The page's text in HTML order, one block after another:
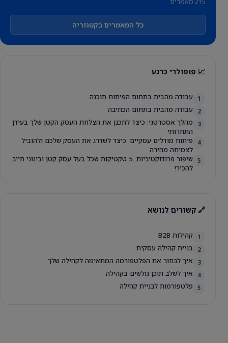
כל המאמרים בקטגוריה
📈 פופולרי כרגע
1 עבודה מהבית בתחום הפיתוח תוכנה
2 עבודה מהבית בתחום הכתיבה
3
מהלך אסטרטגי: כיצד לתכנן את הצלחת העסק הקטן שלך בעידן
התחרותי
4
פיתוח מודלים עסקיים: כיצד לשדרג את העסק שלכם ולהוביל
לצמיחה מהירה
5
שיפור פרודוקטיביות: 5 טקטיקות שכל בעל עסק קטן ובינוני חייב
להכיר!
🔗 קשורים לנושא
1 קהילות B2B
2 בניית קהילה עסקית
3 איך לבחור את הפלטפורמה המתאימה לקהילה שלך
4 איך לשלב תוכן גולשים בקהילה
5 פלטפורמות לבניית קהילה